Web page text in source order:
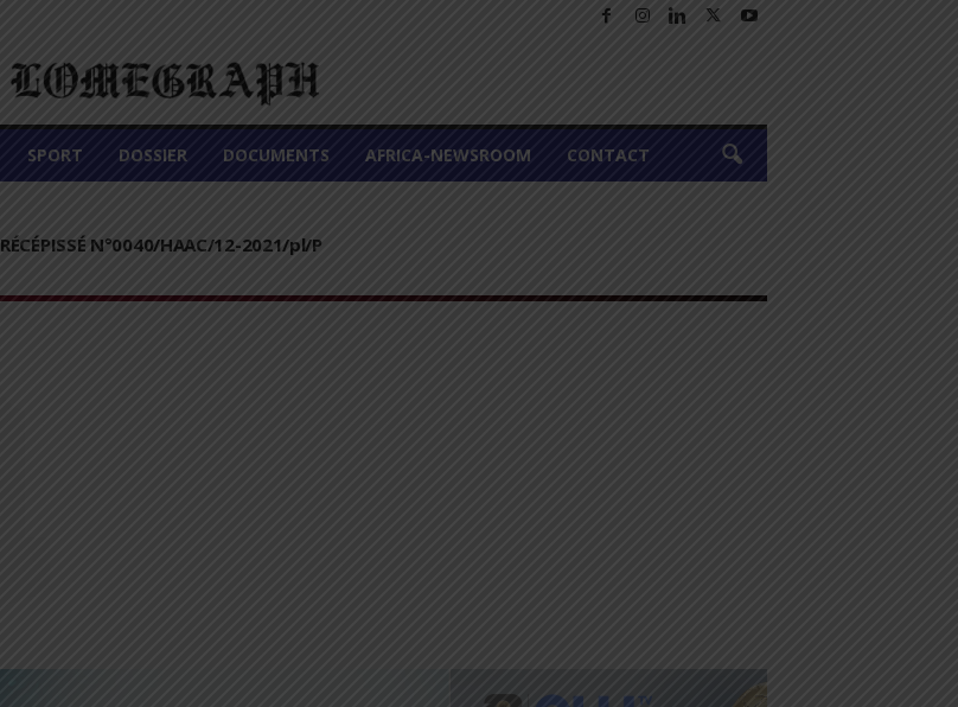
SPORT DOSSIER DOCUMENTS AFRICA-NEWSROOM CONTACT
RÉCÉPISSÉ N°0040/HAAC/12-2021/pl/P